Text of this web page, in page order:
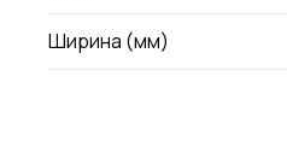
Ширина (мм)